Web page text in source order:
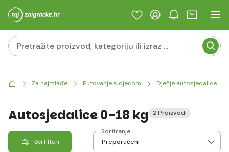
Za najmlađe Putovanje s djecom Dječje autosjedalice
Autosjedalice 0-18 kg 2 Proizvodi
Svi filteri
Sortiranje